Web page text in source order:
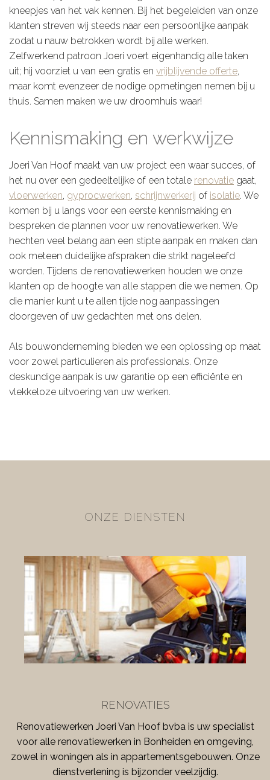
kneepjes van het vak kennen. Bij het begeleiden van onze
klanten streven wij steeds naar een persoonlijke aanpak
zodat u nauw betrokken wordt bij alle werken.
Zelfwerkend patroon Joeri voert eigenhandig alle taken
uit; hij voorziet u van een gratis en vrijblijvende offerte,
maar komt evenzeer de nodige opmetingen nemen bij u
thuis. Samen maken we uw droomhuis waar!
Kennismaking en werkwijze
Joeri Van Hoof maakt van uw project een waar succes, of
het nu over een gedeeltelijke of een totale renovatie gaat,
vloerwerken, gyprocwerken, schrijnwerkerij of isolatie. We
komen bij u langs voor een eerste kennismaking en
bespreken de plannen voor uw renovatiewerken. We
hechten veel belang aan een stipte aanpak en maken dan
ook meteen duidelijke afspraken die strikt nageleefd
worden. Tijdens de renovatiewerken houden we onze
klanten op de hoogte van alle stappen die we nemen. Op
die manier kunt u te allen tijde nog aanpassingen
doorgeven of uw gedachten met ons delen.
Als bouwonderneming bieden we een oplossing op maat
voor zowel particulieren als professionals. Onze
deskundige aanpak is uw garantie op een efficiënte en
vlekkeloze uitvoering van uw werken.
ONZE DIENSTEN
RENOVATIES
Renovatiewerken Joeri Van Hoof bvba is uw specialist
voor alle renovatiewerken in Bonheiden en omgeving,
zowel in woningen als in appartementsgebouwen. Onze
dienstverlening is bijzonder veelzijdig.